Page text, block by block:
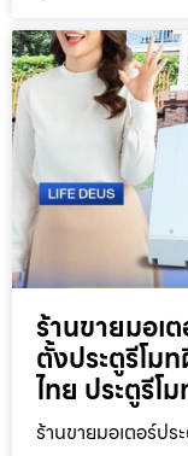
ร้านขายมอเ
ตั้งประตูรีโม
ไทย ประตูรีโ
ร้านขายมอเตอร์ปร